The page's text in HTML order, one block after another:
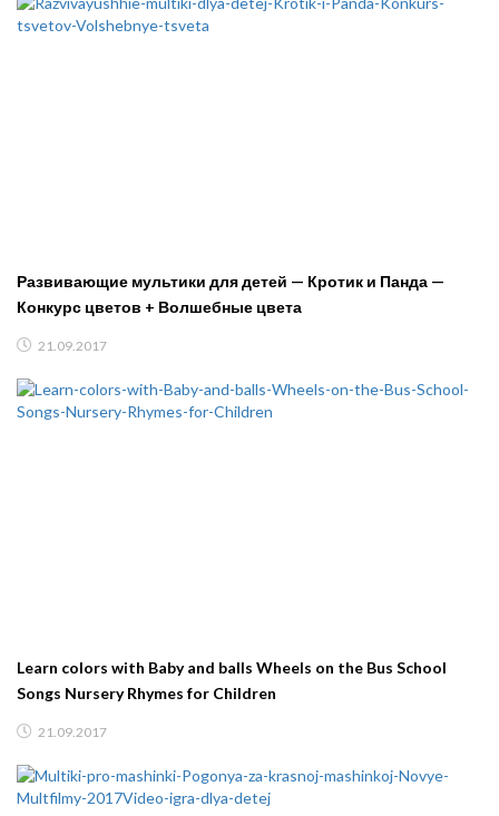
Развивающие мультики для детей — Кротик и Панда —
Конкурс цветов + Волшебные цвета
21.09.2017
Learn colors with Baby and balls Wheels on the Bus School
Songs Nursery Rhymes for Children
21.09.2017